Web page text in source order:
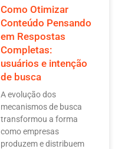
Como Otimizar
Conteúdo Pensando
em Respostas
Completas:
usuários e intenção
de busca
A evolução dos
mecanismos de busca
transformou a forma
como empresas
produzem e distribuem